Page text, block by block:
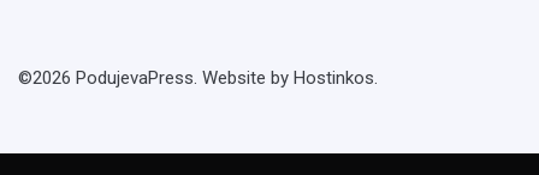
©2026 PodujevaPress. Website by Hostinkos.